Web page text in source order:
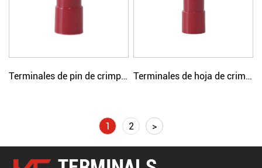
Terminales de pin de crimpado simple con aislamiento de nailon Terminales de hoja de crimpado simple con aislamiento de nailon
1 2 >